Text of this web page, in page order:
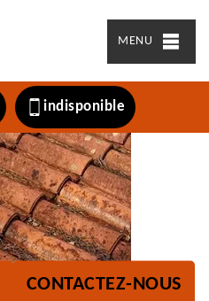
MENU
indisponible
CONTACTEZ-NOUS